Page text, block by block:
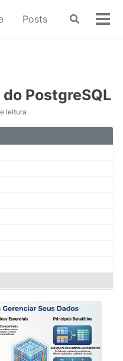
Posts
Chavear
DML)
PostgreSQL
leitura